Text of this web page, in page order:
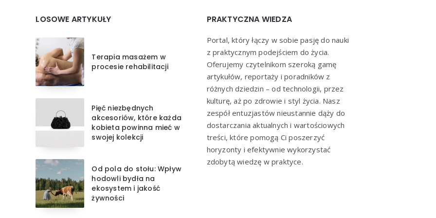
LOSOWE ARTYKUŁY
Terapia masażem w
procesie rehabilitacji
Pięć niezbędnych
akcesoriów, które każda
kobieta powinna mieć w
swojej kolekcji
Od pola do stołu: Wpływ
hodowli bydła na
ekosystem i jakość
żywności
PRAKTYCZNA WIEDZA
Portal, który łączy w sobie pasję do nauki
z praktycznym podejściem do życia.
Oferujemy czytelnikom szeroką gamę
artykułów, reportaży i poradników z
różnych dziedzin – od technologii, przez
kulturę, aż po zdrowie i styl życia. Nasz
zespół entuzjastów nieustannie dąży do
dostarczania aktualnych i wartościowych
treści, które pomogą Ci poszerzyć
horyzonty i efektywnie wykorzystać
zdobytą wiedzę w praktyce.